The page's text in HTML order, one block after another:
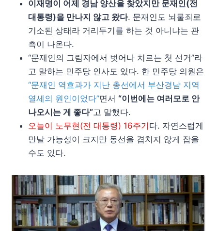
이재명이 어제 경남 양산을 찾았지만 문재인(전
대통령)을 만나지 않고 왔다. 문재인도 뇌물죄로
기소된 상태라 거리두기를 하는 것 아니냐는 관
측이 나온다.
“문재인의 그림자에서 벗어나 치르는 첫 선거”라
고 말하는 민주당 인사도 있다. 한 민주당 의원은
“문재인 역효과가 지난 총선에서 부산경남 지역
열세의 원인이었다”면서 “이번에는 여러모로 안
나오시는 게 좋다”고 말했다.
오늘이 노무현(전 대통령) 16주기다. 자연스럽게
만날 가능성이 크지만 동선을 겹치지 않게 잡을
수도 있다.